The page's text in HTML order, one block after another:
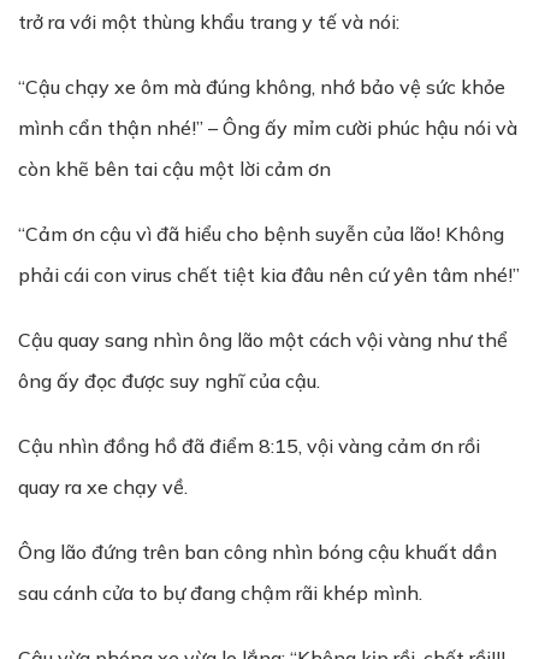
trở ra với một thùng khẩu trang y tế và nói:
“Cậu chạy xe ôm mà đúng không, nhớ bảo vệ sức khỏe
mình cẩn thận nhé!” – Ông ấy mỉm cười phúc hậu nói và
còn khẽ bên tai cậu một lời cảm ơn
“Cảm ơn cậu vì đã hiểu cho bệnh suyễn của lão! Không
phải cái con virus chết tiệt kia đâu nên cứ yên tâm nhé!”
Cậu quay sang nhìn ông lão một cách vội vàng như thể
ông ấy đọc được suy nghĩ của cậu.
Cậu nhìn đồng hồ đã điểm 8:15, vội vàng cảm ơn rồi
quay ra xe chạy về.
Ông lão đứng trên ban công nhìn bóng cậu khuất dần
sau cánh cửa to bự đang chậm rãi khép mình.